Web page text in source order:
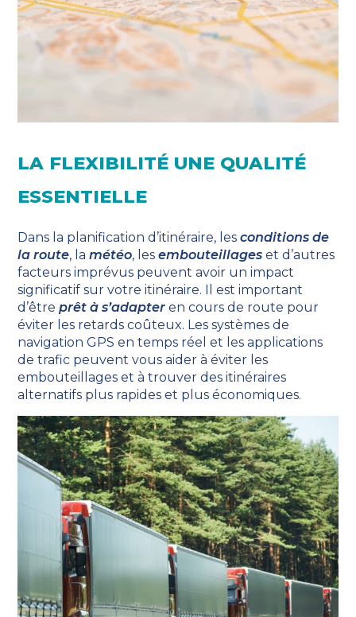
LA FLEXIBILITÉ UNE QUALITÉ
ESSENTIELLE
Dans la planification d’itinéraire, lesconditions de
la route, lamétéo, lesembouteillages et d’autres
facteurs imprévus peuvent avoir un impact
significatif sur votre itinéraire. Il est important
d’êtreprêt à s’adapter en cours de route pour
éviter les retards coûteux. Les systèmes de
navigation GPS en temps réel et les applications
de trafic peuvent vous aider à éviter les
embouteillages et à trouver des itinéraires
alternatifs plus rapides et plus économiques.